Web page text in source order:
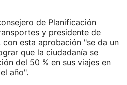
de Planificación
y presidente de
con esta aprobación "se da un
que la ciudadanía se
del 50 % en sus viajes en
año".